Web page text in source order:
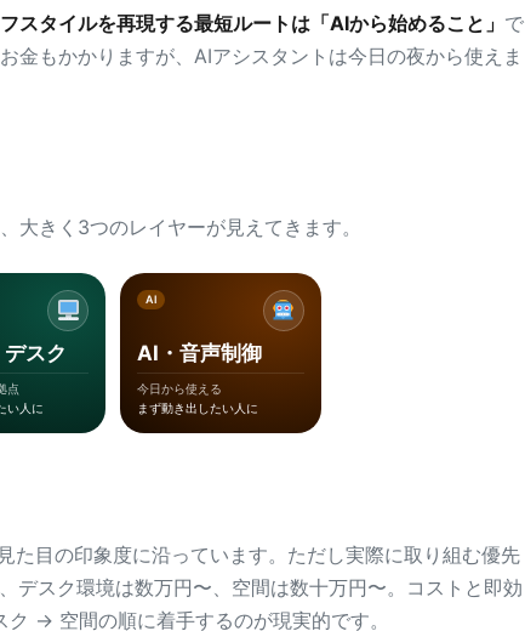
スタイルを再現する最短ルートは「AIから始めること」 で
金もかかりますが、AIアシスタントは今日の夜から使えま
大きく3つのレイヤーが見えてきます。
スク
点
い人に
AI
AI・音声制御
今日から使える
まず動き出したい人に
た目の印象度に沿っています。ただし実際に取り組む優先
デスク環境は数万円〜、空間は数十万円〜。コストと即効
→ 空間の順に着手するのが現実的です。